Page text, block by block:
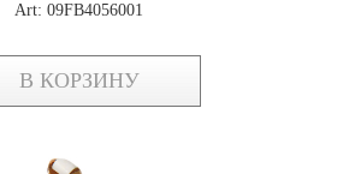
Art: 09FB4056001
В КОРЗИНУ